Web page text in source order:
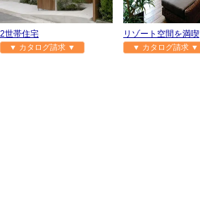
2世帯住宅
▼ カタログ請求 ▼
リゾート空間を満喫
▼ カタログ請求 ▼